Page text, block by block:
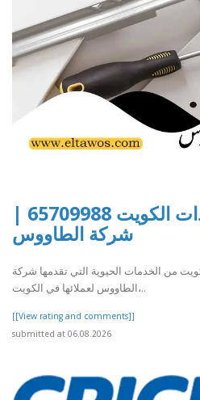
فني تركيب ستاندات الكويت 65709988 |
شركة الطاووس
من الخدمات الحيوية التي تقدمها شركة
الطاووس لعملائها في الكويت،..
[[View rating and comments]]
submitted at 06.08.2026